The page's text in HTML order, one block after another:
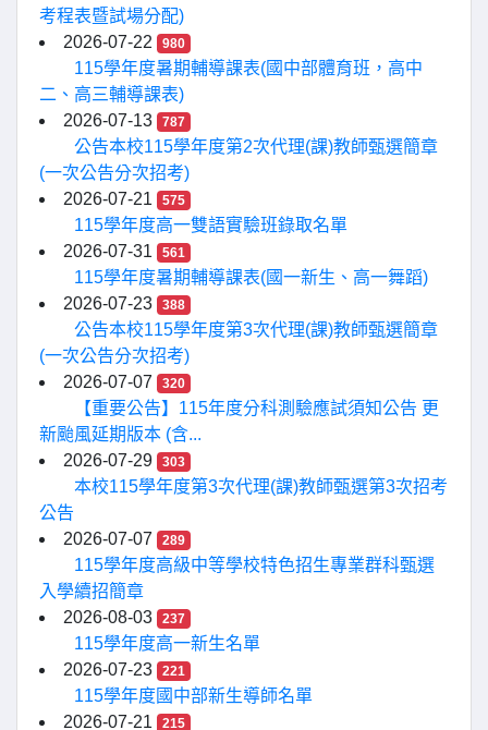
考程表暨試場分配)
2026-07-22
980
115學年度暑期輔導課表(國中部體育班，高中
二、高三輔導課表)
2026-07-13
787
公告本校115學年度第2次代理(課)教師甄選簡章
(一次公告分次招考)
2026-07-21
575
115學年度高一雙語實驗班錄取名單
2026-07-31
561
115學年度暑期輔導課表(國一新生、高一舞蹈)
2026-07-23
388
公告本校115學年度第3次代理(課)教師甄選簡章
(一次公告分次招考)
2026-07-07
320
【重要公告】115年度分科測驗應試須知公告 更
新颱風延期版本 (含...
2026-07-29
303
本校115學年度第3次代理(課)教師甄選第3次招考
公告
2026-07-07
289
115學年度高級中等學校特色招生專業群科甄選
入學續招簡章
2026-08-03
237
115學年度高一新生名單
2026-07-23
221
115學年度國中部新生導師名單
2026-07-21
215